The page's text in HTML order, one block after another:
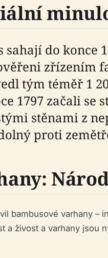
sahají do konce
zřízením
tým téměř 1
1797 začali se
stěnami z
proti
bambusové varhany
živost a varhany jsou